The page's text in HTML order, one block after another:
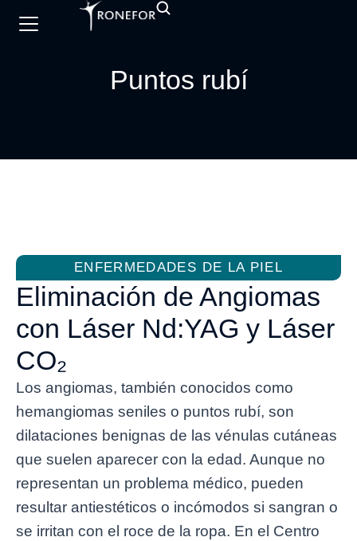
Puntos rubí
ENFERMEDADES DE LA PIEL
Eliminación de Angiomas
con Láser Nd:YAG y Láser
CO₂
Los angiomas, también conocidos como
hemangiomas seniles o puntos rubí, son
dilataciones benignas de las vénulas cutáneas
que suelen aparecer con la edad. Aunque no
representan un problema médico, pueden
resultar antiestéticos o incómodos si sangran o
se irritan con el roce de la ropa. En el Centro